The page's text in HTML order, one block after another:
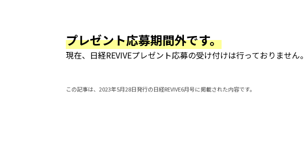
プレゼント応募期間外です。
現在、日経REVIVEプレゼント応募の受け付けは行っておりません。
この記事は、2023年5月28日発行の日経REVIVE6月号に掲載された内容です。